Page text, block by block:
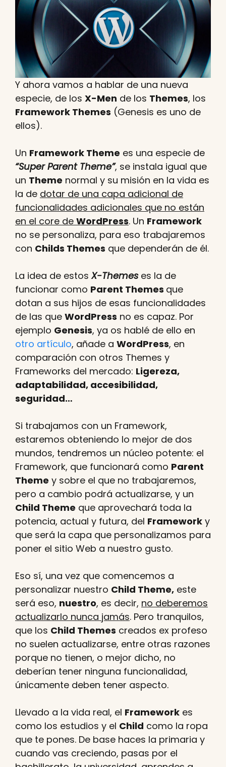
Y ahora vamos a hablar de una nueva
especie, de los X-Men de los Themes, los
Framework Themes (Genesis es uno de
ellos).
Un Framework Theme es una especie de
“Super Parent Theme”, se instala igual que
un Theme normal y su misión en la vida es
la de dotar de una capa adicional de
funcionalidades adicionales que no están
en el core de WordPress. Un Framework
no se personaliza, para eso trabajaremos
con Childs Themes que dependerán de él.
La idea de estosX-Themeses la de
funcionar como Parent Themes que
dotan a sus hijos de esas funcionalidades
de las que WordPress no es capaz. Por
ejemplo Genesis, ya os hablé de ello en
otro artículo, añade a WordPress, en
comparación con otros Themes y
Frameworks del mercado: Ligereza,
adaptabilidad, accesibilidad,
seguridad…
Si trabajamos con un Framework,
estaremos obteniendo lo mejor de dos
mundos, tendremos un núcleo potente: el
Framework, que funcionará como Parent
Theme y sobre el que no trabajaremos,
pero a cambio podrá actualizarse, y un
Child Theme que aprovechará toda la
potencia, actual y futura, del Framework y
que será la capa que personalizamos para
poner el sitio Web a nuestro gusto.
Eso sí, una vez que comencemos a
personalizar nuestro Child Theme, este
será eso, nuestro, es decir, no deberemos
actualizarlo nunca jamás. Pero tranquilos,
que los Child Themes creados ex profeso
no suelen actualizarse, entre otras razones
porque no tienen, o mejor dicho, no
deberían tener ninguna funcionalidad,
únicamente deben tener aspecto.
Llevado a la vida real, el Framework es
como los estudios y el Child como la ropa
que te pones. De base haces la primaria y
cuando vas creciendo, pasas por el